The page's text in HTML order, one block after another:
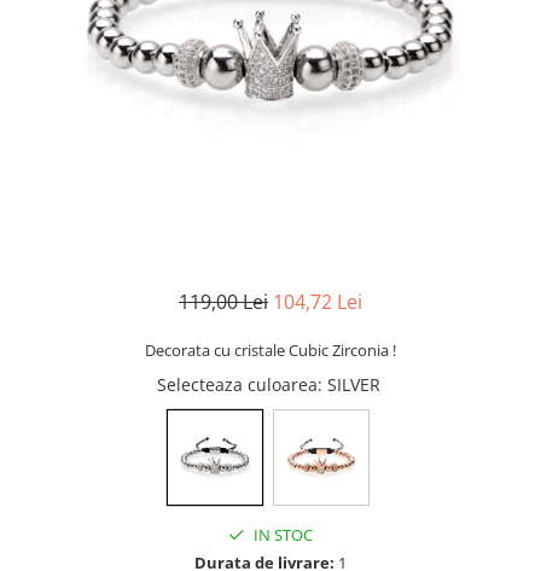
CEASURI DAMA
119,00 Lei 104,72 Lei
Decorata cu cristale Cubic Zirconia !
Selecteaza culoarea: SILVER
IN STOC
Durata de livrare: 1